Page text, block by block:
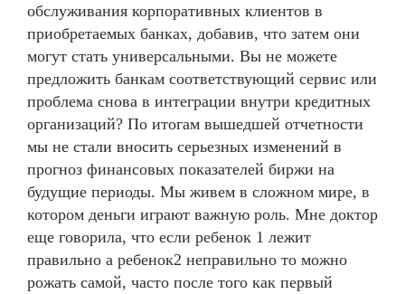
обслуживания корпоративных клиентов в
приобретаемых банках, добавив, что затем они
могут стать универсальными. Вы не можете
предложить банкам соответствующий сервис или
проблема снова в интеграции внутри кредитных
организаций? По итогам вышедшей отчетности
мы не стали вносить серьезных изменений в
прогноз финансовых показателей биржи на
будущие периоды. Мы живем в сложном мире, в
котором деньги играют важную роль. Мне доктор
еще говорила, что если ребенок 1 лежит
правильно а ребенок2 неправильно то можно
рожать самой, часто после того как первый